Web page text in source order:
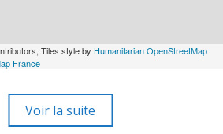
Tiles style by Humanitarian OpenStreetMap
France
Voir la suite